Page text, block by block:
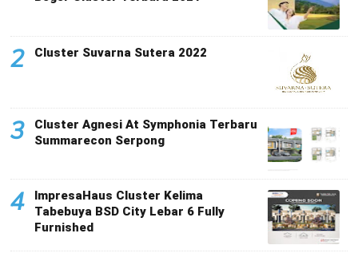
2 Cluster Suvarna Sutera 2022
3
Cluster Agnesi At Symphonia Terbaru
Summarecon Serpong
4
ImpresaHaus Cluster Kelima
Tabebuya BSD City Lebar 6 Fully
Furnished